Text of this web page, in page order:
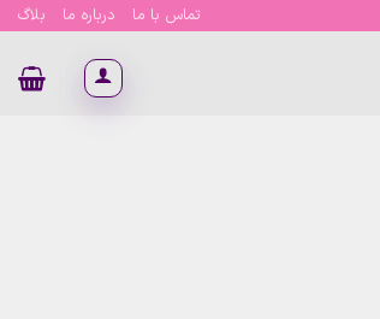
تماس با ما درباره ما بلاگ